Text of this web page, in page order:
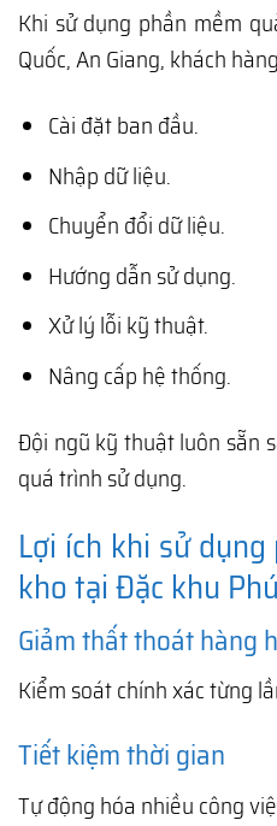
Khi sử dụng phần mềm
Quốc, An Giang, khách
Cài đặt ban đầu.
Nhập dữ liệu.
Chuyển đổi dữ liệu.
Hướng dẫn sử dụng.
Xử lý lỗi kỹ thuật.
Nâng cấp hệ thống.
Đội ngũ kỹ thuật luôn sẵn
quá trình sử dụng.
Lợi ích khi sử
kho tại Đặc khu
Giảm thất thoát hàng
Kiểm soát chính xác từng
Tiết kiệm thời gian
Tự động hóa nhiều công